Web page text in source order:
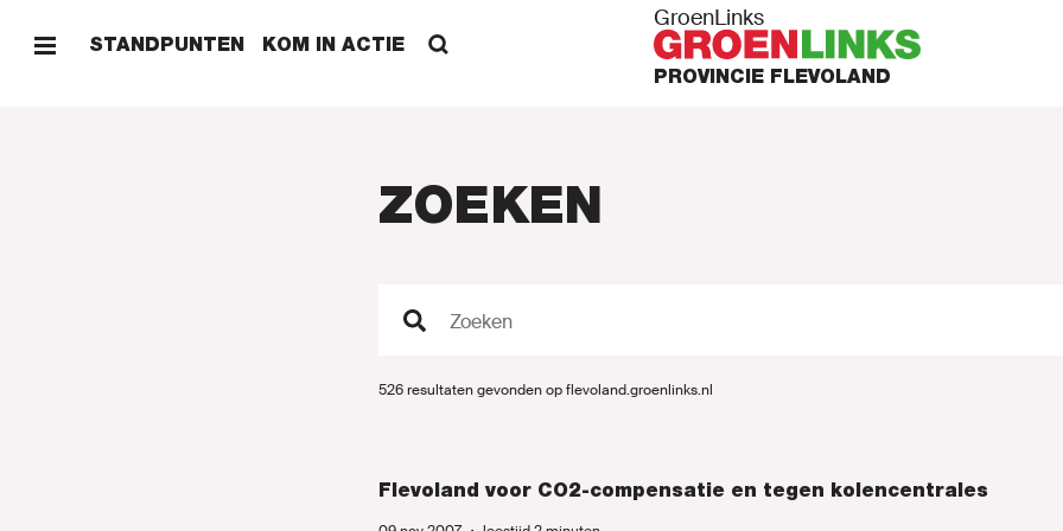
STANDPUNTEN KOM IN ACTIE
GroenLinks
PROVINCIE FLEVOLAND
ZOEKEN
Zoeken
526 resultaten gevonden op flevoland.groenlinks.nl
Flevoland voor CO2-compensatie en tegen kolencentrales